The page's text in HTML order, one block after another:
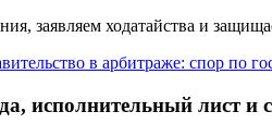
заявляем ходатайства и
в арбитраже: спор по
исполнительный лист и